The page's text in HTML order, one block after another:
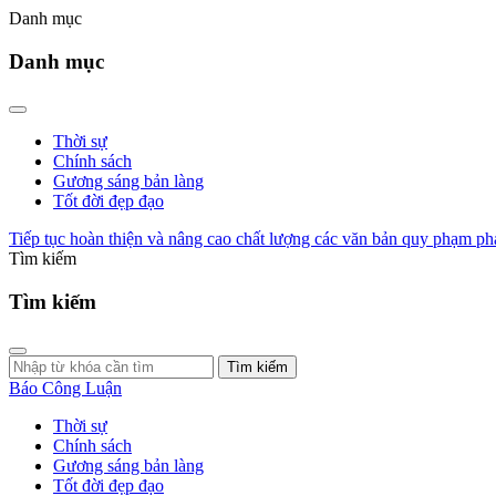
Danh mục
Danh mục
Thời sự
Chính sách
Gương sáng bản làng
Tốt đời đẹp đạo
Tiếp tục hoàn thiện và nâng cao chất lượng các văn bản quy phạm
Tìm kiếm
Tìm kiếm
Tìm kiếm
Báo Công Luận
Thời sự
Chính sách
Gương sáng bản làng
Tốt đời đẹp đạo